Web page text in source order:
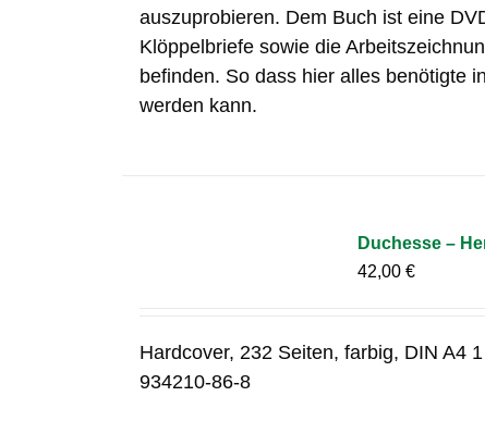
auszuprobieren. Dem Buch ist eine
Klöppelbriefe sowie die
befinden. So dass hier alles benötigte
werden kann.
Duchesse –
42,00€
Hardcover, 232 Seiten, farbig, DIN A4
934210-86-8